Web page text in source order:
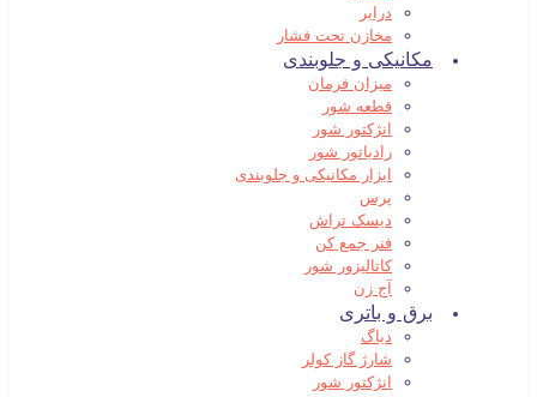
درایر
مخازن تحت فشار
مکانیکی و جلوبندی
میزان فرمان
قطعه شور
انژکتور شور
رادیاتور شور
ابزار مکانیکی و جلوبندی
پرس
دیسک تراش
فنر جمع کن
کاتالیزور شور
آج زن
برق و باتری
دیاگ
شارژ گاز کولر
انژکتور شور